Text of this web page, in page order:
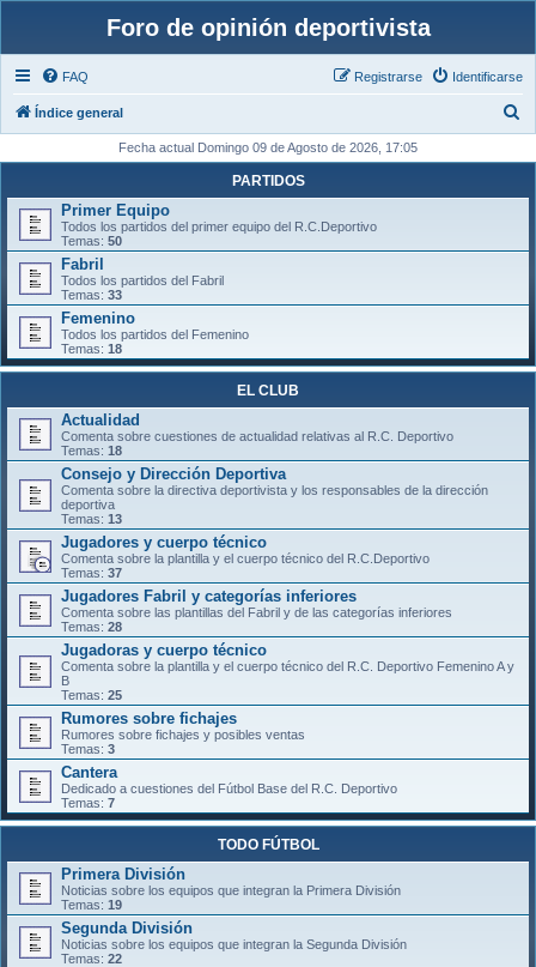
Foro de opinión deportivista
FAQ Identificarse
Registrarse
Índice general
c
r
Fecha actual Domingo 09 de Agosto de 2026, 17:05
PARTIDOS
Primer Equipo
Todos los partidos del primer equipo del R.C.Deportivo
Temas: 50
Fabril
Todos los partidos del Fabril
Temas: 33
Femenino
Todos los partidos del Femenino
Temas: 18
EL CLUB
Actualidad
Comenta sobre cuestiones de actualidad relativas al R.C. Deportivo
Temas: 18
Consejo y Dirección Deportiva
Comenta sobre la directiva deportivista y los responsables de la dirección
deportiva
Temas: 13
Jugadores y cuerpo técnico
Comenta sobre la plantilla y el cuerpo técnico del R.C.Deportivo
Temas: 37
Jugadores Fabril y categorías inferiores
Comenta sobre las plantillas del Fabril y de las categorías inferiores
Temas: 28
Jugadoras y cuerpo técnico
Comenta sobre la plantilla y el cuerpo técnico del R.C. Deportivo Femenino A y
B
Temas: 25
Rumores sobre fichajes
Rumores sobre fichajes y posibles ventas
Temas: 3
Cantera
Dedicado a cuestiones del Fútbol Base del R.C. Deportivo
Temas: 7
TODO FÚTBOL
Primera División
Noticias sobre los equipos que integran la Primera División
Temas: 19
Segunda División
Noticias sobre los equipos que integran la Segunda División
Temas: 22